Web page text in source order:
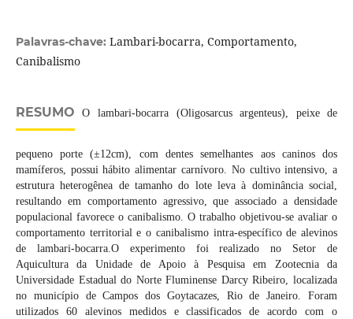
Palavras-chave: Lambari-bocarra, Comportamento,
Canibalismo
RESUMO O lambari-bocarra (Oligosarcus argenteus), peixe de
pequeno porte (±12cm), com dentes semelhantes aos caninos dos
mamíferos, possui hábito alimentar carnívoro. No cultivo intensivo, a
estrutura heterogênea de tamanho do lote leva à dominância social,
resultando em comportamento agressivo, que associado a densidade
populacional favorece o canibalismo. O trabalho objetivou-se avaliar o
comportamento territorial e o canibalismo intra-específico de alevinos
de lambari-bocarra.O experimento foi realizado no Setor de
Aquicultura da Unidade de Apoio à Pesquisa em Zootecnia da
Universidade Estadual do Norte Fluminense Darcy Ribeiro, localizada
no município de Campos dos Goytacazes, Rio de Janeiro. Foram
utilizados 60 alevinos medidos e classificados de acordo com o